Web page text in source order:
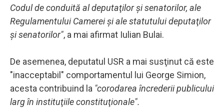
Codul de conduită al deputaţilor şi senatorilor, ale
Regulamentului Camerei şi ale statutului deputaţilor
şi senatorilor", a mai afirmat Iulian Bulai.
De asemenea, deputatul USR a mai susţinut că este
"inacceptabil" comportamentul lui George Simion,
acesta contribuind la "corodarea încrederii publicului
larg în instituţiile constituţionale".